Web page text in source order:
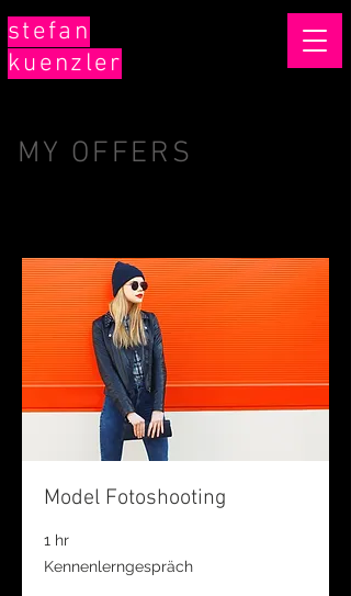
stefan
kuenzler
MY OFFERS
Model Fotoshooting
1 hr
Kennenlerngespräch
Kennenlerngespräch